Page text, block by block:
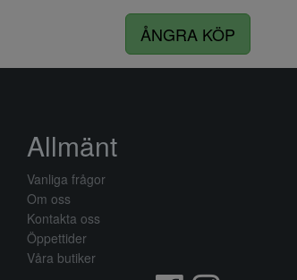
ÅNGRA KÖP
Allmänt
Vanliga frågor
Om oss
Kontakta oss
Öppettider
Våra butiker